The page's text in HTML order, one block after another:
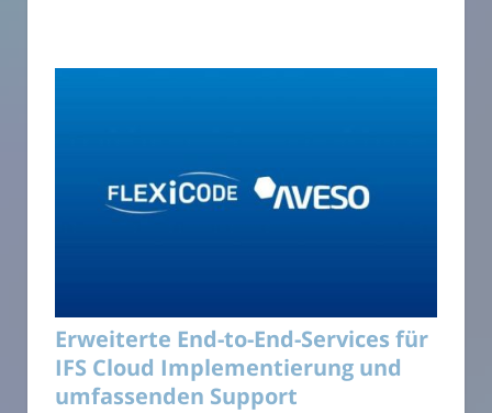
Erweiterte End-to-End-Services für
IFS Cloud Implementierung und
umfassenden Support